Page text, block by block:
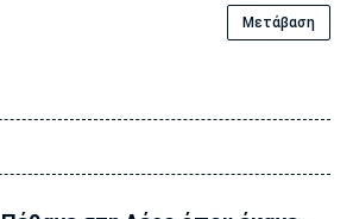
Μετάβαση